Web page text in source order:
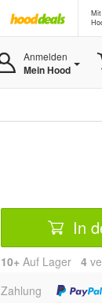
Anmelden
Mein Hood
In
10+ Auf Lager 4
Zahlung